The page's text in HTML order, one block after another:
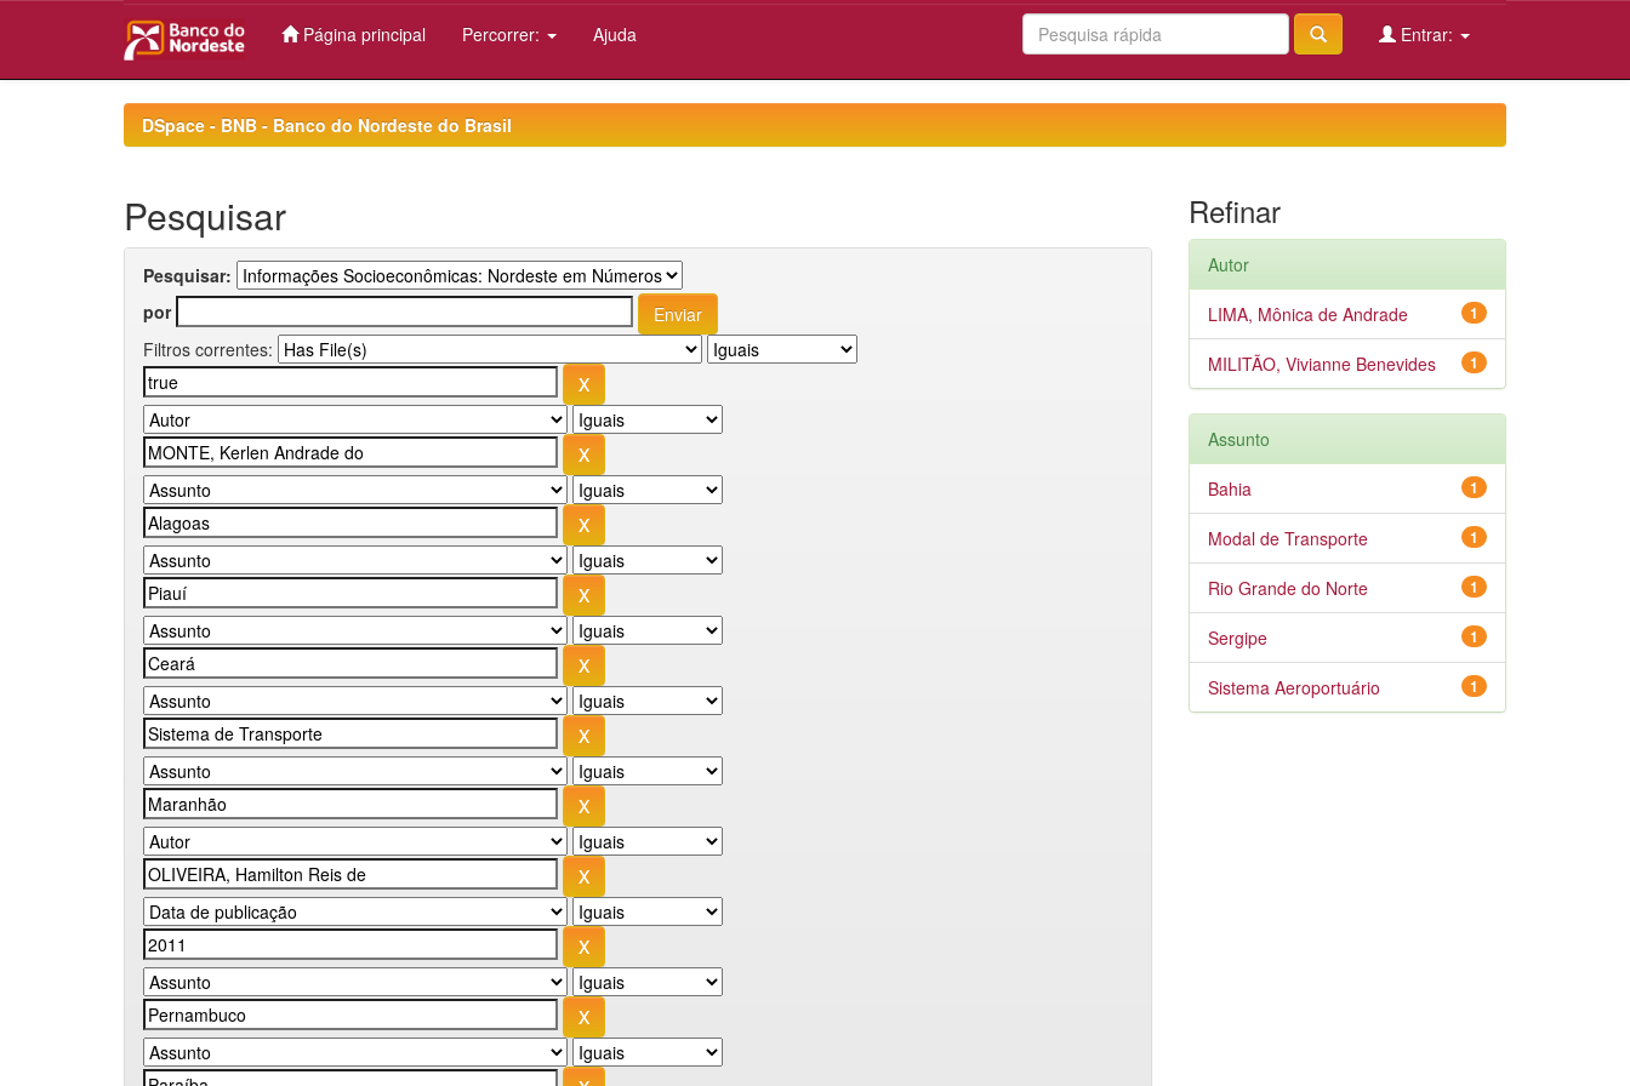
Página principal Percorrer: Ajuda Entrar:
DSpace - BNB - Banco do Nordeste do Brasil
Pesquisar
Pesquisar:
por
Filtros correntes:
Refinar
Autor
1
LIMA, Mônica de Andrade
1
MILITÃO, Vivianne Benevides
Assunto
1
Bahia
1
Modal de Transporte
1
Rio Grande do Norte
1
Sergipe
1
Sistema Aeroportuário